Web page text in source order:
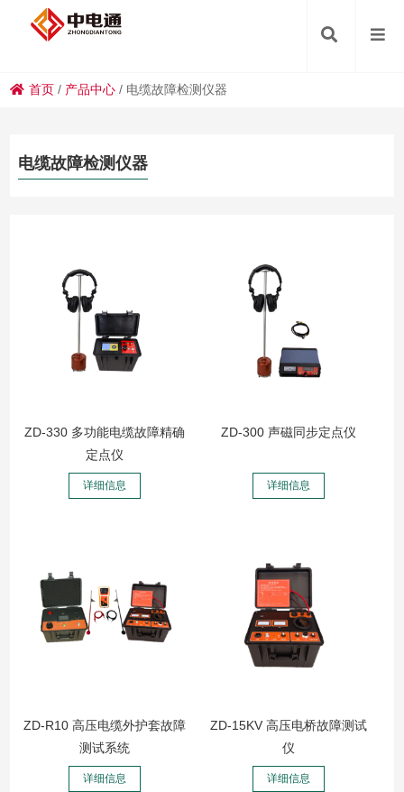
首页 / 产品中心 / 电缆故障检测仪器
电缆故障检测仪器
ZD-330 多功能电缆故障精确
定点仪
详细信息
ZD-300 声磁同步定点仪
详细信息
ZD-R10 高压电缆外护套故障
测试系统
详细信息
ZD-15KV 高压电桥故障测试
仪
详细信息